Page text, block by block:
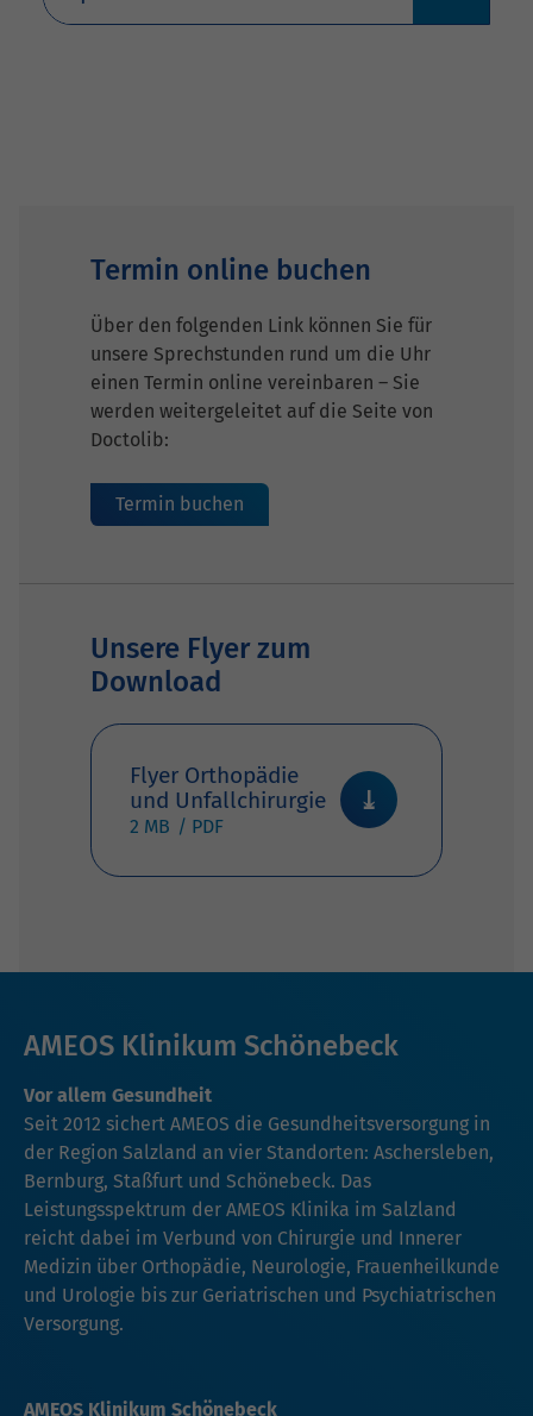
Termin online buchen
Über den folgenden Link können Sie für
unsere Sprechstunden rund um die Uhr
einen Termin online vereinbaren – Sie
werden weitergeleitet auf die Seite von
Doctolib:
Termin buchen
Unsere Flyer zum
Download
Flyer Orthopädie
und Unfallchirurgie
2 MB
AMEOS Klinikum Schönebeck
Vor allem Gesundheit
Seit 2012 sichert AMEOS die Gesundheitsversorgung in
der Region Salzland an vier Standorten: Aschersleben,
Bernburg, Staßfurt und Schönebeck. Das
Leistungsspektrum der AMEOS Klinika im Salzland
reicht dabei im Verbund von Chirurgie und Innerer
Medizin über Orthopädie, Neurologie, Frauenheilkunde
und Urologie bis zur Geriatrischen und Psychiatrischen
Versorgung.
AMEOS Klinikum Schönebeck